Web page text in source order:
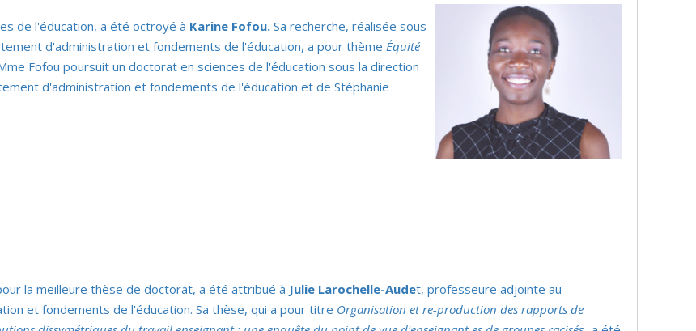
de l'éducation, a été octroyé à Karine Fofou. Sa recherche, réalisée sous
d'administration et fondements de l'éducation, a pour thème Équité
Fofou poursuit un doctorat en sciences de l'éducation sous la direction
d'administration et fondements de l'éducation et de Stéphanie
la meilleure thèse de doctorat, a été attribué à Julie Larochelle-Audet, professeure adjointe au
et fondements de l'éducation. Sa thèse, qui a pour titre Organisation et re-production des rapports de